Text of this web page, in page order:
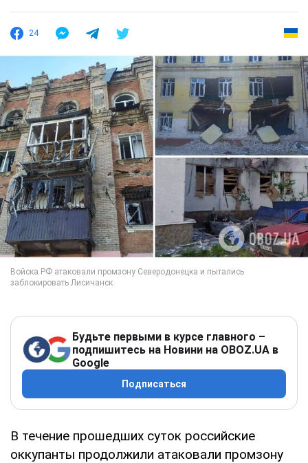
24
Будьте первыми в курсе главного –
подпишитесь на Новини на OBOZ.UA в
Google
Подписаться
В течение прошедших суток российские
оккупанты продолжили атаковали промзону